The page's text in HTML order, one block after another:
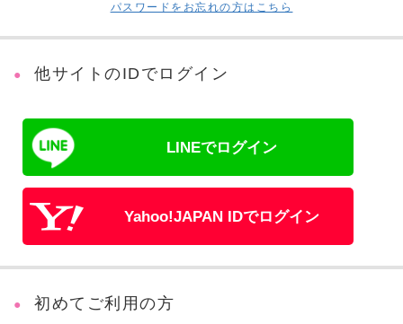
パスワードをお忘れの方はこちら
他サイトのIDでログイン
LINEでログイン
Yahoo!JAPAN IDでログイン
初めてご利用の方